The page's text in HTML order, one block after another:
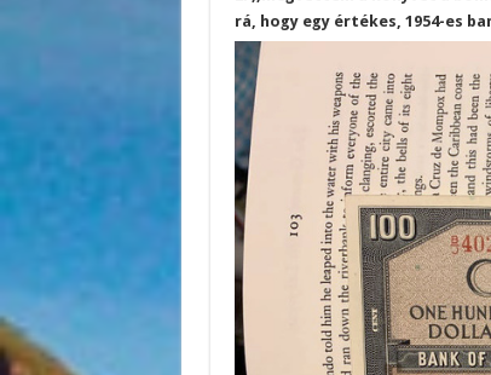
rá, hogy egy értékes, 1954-es